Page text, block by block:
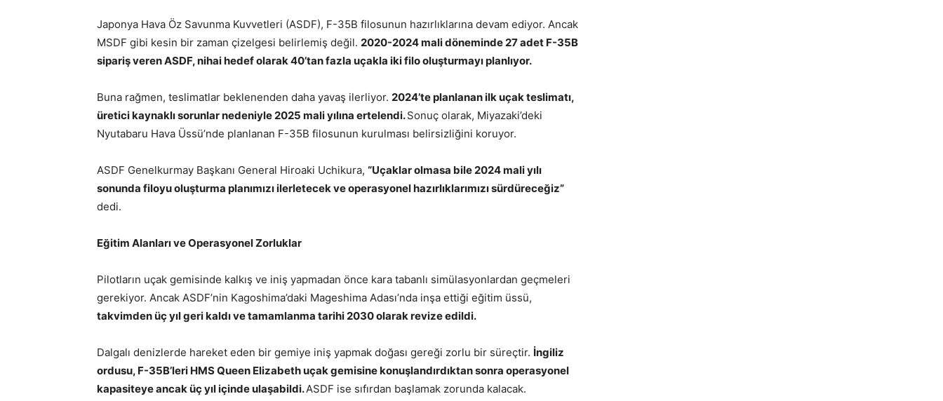
Japonya Hava Öz Savunma Kuvvetleri (ASDF), F-35B filosunun hazırlıklarına devam ediyor. Ancak
MSDF gibi kesin bir zaman çizelgesi belirlemiş değil. 2020-2024 mali döneminde 27 adet F-35B
sipariş veren ASDF, nihai hedef olarak 40’tan fazla uçakla iki filo oluşturmayı planlıyor.
Buna rağmen, teslimatlar beklenenden daha yavaş ilerliyor. 2024’te planlanan ilk uçak teslimatı,
üretici kaynaklı sorunlar nedeniyle 2025 mali yılına ertelendi.Sonuç olarak, Miyazaki’deki
Nyutabaru Hava Üssü’nde planlanan F-35B filosunun kurulması belirsizliğini koruyor.
ASDF Genelkurmay Başkanı General Hiroaki Uchikura, “Uçaklar olmasa bile 2024 mali yılı
sonunda filoyu oluşturma planımızı ilerletecek ve operasyonel hazırlıklarımızı sürdüreceğiz”
dedi.
Eğitim Alanları ve Operasyonel Zorluklar
Pilotların uçak gemisinde kalkış ve iniş yapmadan önce kara tabanlı simülasyonlardan geçmeleri
gerekiyor. Ancak ASDF’nin Kagoshima’daki Mageshima Adası’nda inşa ettiği eğitim üssü,
takvimden üç yıl geri kaldı ve tamamlanma tarihi 2030 olarak revize edildi.
Dalgalı denizlerde hareket eden bir gemiye iniş yapmak doğası gereği zorlu bir süreçtir. İngiliz
ordusu, F-35B’leri HMS Queen Elizabeth uçak gemisine konuşlandırdıktan sonra operasyonel
kapasiteye ancak üç yıl içinde ulaşabildi.ASDF ise sıfırdan başlamak zorunda kalacak.